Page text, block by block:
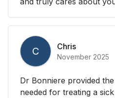
C Chris
November 2025
Dr Bonniere provided
needed for treating a